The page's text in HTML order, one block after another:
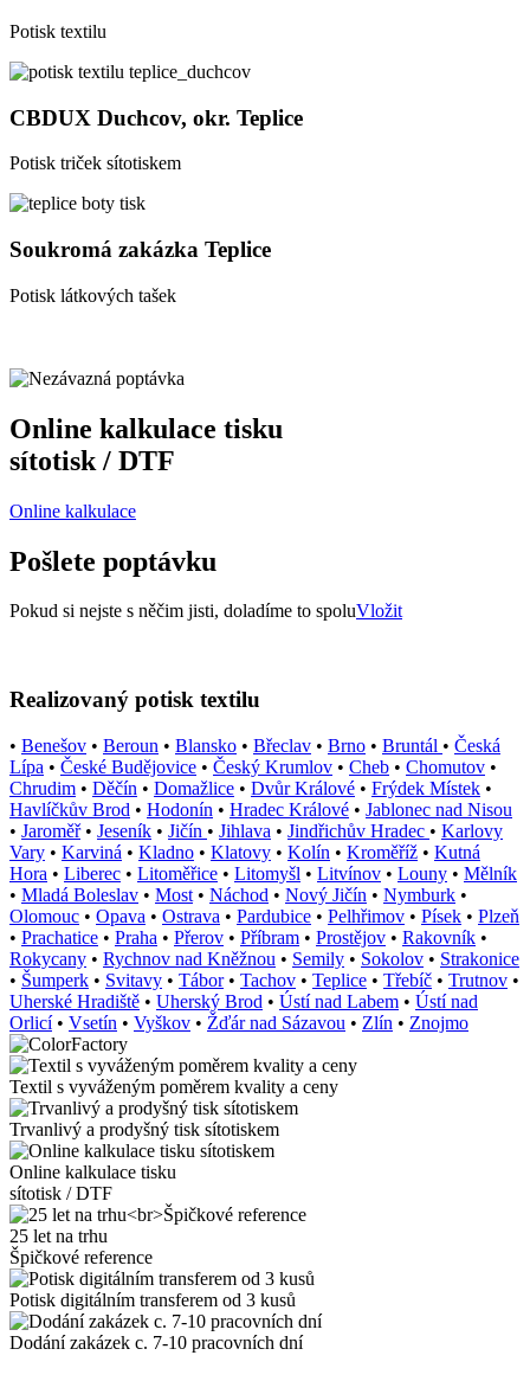
Potisk textilu
CBDUX Duchcov, okr. Teplice
Potisk triček sítotiskem
Soukromá zakázka Teplice
Potisk látkových tašek
Online kalkulace tisku
sítotisk / DTF
Online kalkulace
Pošlete poptávku
Pokud si nejste s něčim jisti, doladíme to spoluVložit
Realizovaný potisk textilu
• Benešov • Beroun • Blansko • Břeclav • Brno • Bruntál • Česká
Lípa • České Budějovice • Český Krumlov • Cheb • Chomutov •
Chrudim • Děčín • Domažlice • Dvůr Králové • Frýdek Místek •
Havlíčkův Brod • Hodonín • Hradec Králové • Jablonec nad Nisou
• Jaroměř• Jeseník • Jičín • Jihlava • Jindřichův Hradec • Karlovy
Vary • Karviná • Kladno • Klatovy • Kolín • Kroměříž • Kutná
Hora • Liberec • Litoměřice • Litomyšl • Litvínov • Louny • Mělník
• Mladá Boleslav • Most • Náchod • Nový Jičín • Nymburk •
Olomouc • Opava • Ostrava • Pardubice • Pelhřimov • Písek • Plzeň
• Prachatice • Praha • Přerov • Příbram • Prostějov • Rakovník •
Rokycany • Rychnov nad Kněžnou • Semily • Sokolov • Strakonice
• Šumperk • Svitavy • Tábor• Tachov • Teplice • Třebíč • Trutnov •
Uherské Hradiště • Uherský Brod • Ústí nad Labem • Ústí nad
Orlicí• Vsetín • Vyškov • Žďár nad Sázavou • Zlín • Znojmo
Textil s vyváženým poměrem kvality a ceny
Trvanlivý a prodyšný tisk sítotiskem
Online kalkulace tisku
sítotisk / DTF
25 let na trhu
Špičkové reference
Potisk digitálním transferem od 3 kusů
Dodání zakázek c. 7-10 pracovních dní